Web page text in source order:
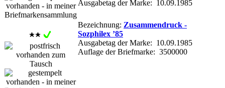
Ausgabetag der Marke: 10.09.1985
Bezeichnung: Zusammendruck -
Sozphilex ’85
Ausgabetag der Marke: 10.09.1985
Auflage der Briefmarke: 3500000